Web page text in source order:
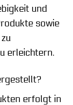
und
sowie
erleichtern.
erfolgt in